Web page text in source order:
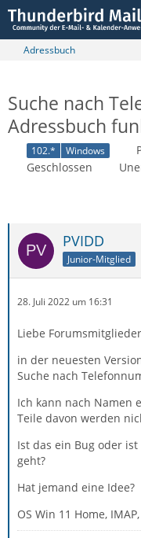
Adressbuch
Suche nach
Adressbuch
102.* Windows
Geschlossen
PVIDD
Junior-Mitglied
28. Juli 2022 um 16:31
Liebe
in der neuesten
Suche nach
Ich kann nach Namen
Teile davon werden
Ist das ein Bug oder
geht?
Hat jemand eine Idee?
OS Win 11 Home,